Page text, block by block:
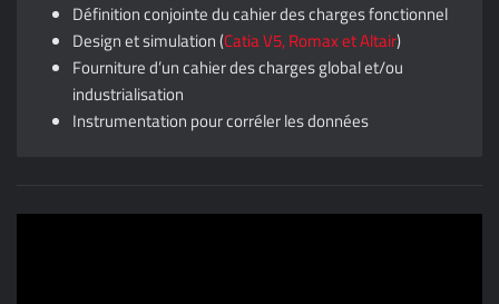
Définition conjointe du cahier des charges fonctionnel
Design et simulation (Catia V5, Romax et Altair)
Fourniture d’un cahier des charges global et/ou
industrialisation
Instrumentation pour corréler les données